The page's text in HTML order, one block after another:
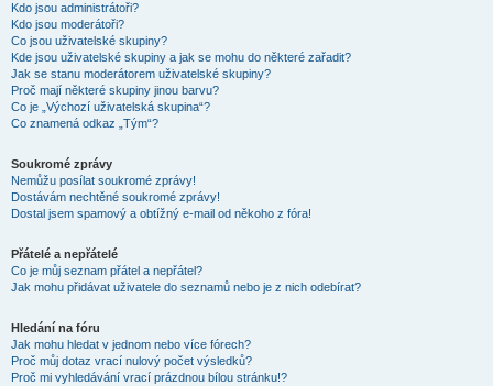
Kdo jsou administrátoři?
Kdo jsou moderátoři?
Co jsou uživatelské skupiny?
Kde jsou uživatelské skupiny a jak se mohu do některé zařadit?
Jak se stanu moderátorem uživatelské skupiny?
Proč mají některé skupiny jinou barvu?
Co je „Výchozí uživatelská skupina“?
Co znamená odkaz „Tým“?
Soukromé zprávy
Nemůžu posílat soukromé zprávy!
Dostávám nechtěné soukromé zprávy!
Dostal jsem spamový a obtížný e-mail od někoho z fóra!
Přátelé a nepřátelé
Co je můj seznam přátel a nepřátel?
Jak mohu přidávat uživatele do seznamů nebo je z nich odebírat?
Hledání na fóru
Jak mohu hledat v jednom nebo více fórech?
Proč můj dotaz vrací nulový počet výsledků?
Proč mi vyhledávání vrací prázdnou bílou stránku!?